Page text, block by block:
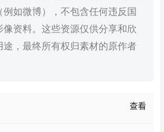
如微博），不包含任何违反国
像资料。这些资源仅供分享和欣
途，最终所有权归素材的原作者
查看